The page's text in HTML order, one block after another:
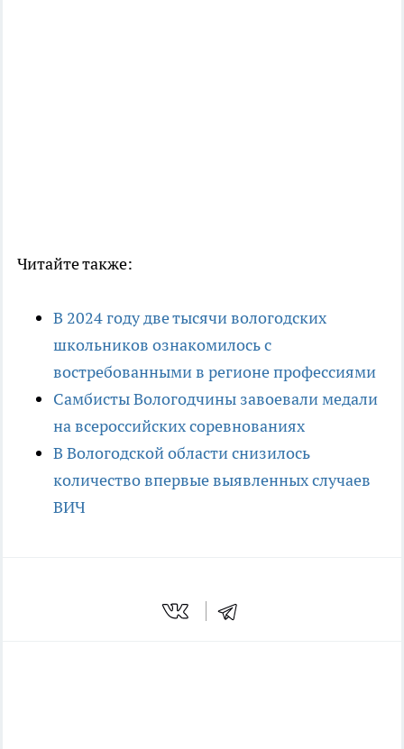
Читайте также:
В 2024 году две тысячи вологодских
школьников ознакомилось с
востребованными в регионе профессиями
Самбисты Вологодчины завоевали медали
на всероссийских соревнованиях
В Вологодской области снизилось
количество впервые выявленных случаев
ВИЧ